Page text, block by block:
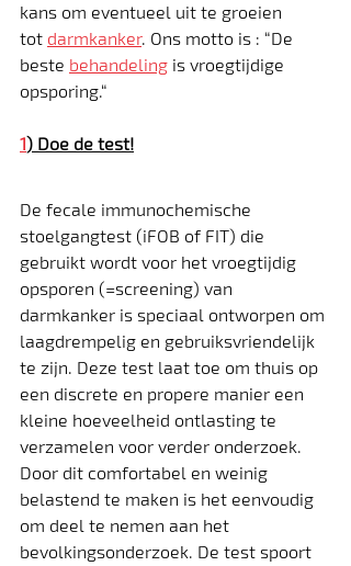
kans om eventueel uit te groeien
tot darmkanker. Ons motto is : “De
beste behandeling is vroegtijdige
opsporing.“
1) Doe de test!
De fecale immunochemische
stoelgangtest (iFOB of FIT) die
gebruikt wordt voor het vroegtijdig
opsporen (=screening) van
darmkanker is speciaal ontworpen om
laagdrempelig en gebruiksvriendelijk
te zijn. Deze test laat toe om thuis op
een discrete en propere manier een
kleine hoeveelheid ontlasting te
verzamelen voor verder onderzoek.
Door dit comfortabel en weinig
belastend te maken is het eenvoudig
om deel te nemen aan het
bevolkingsonderzoek. De test spoort